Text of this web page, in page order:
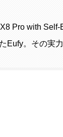
Pro with Self-
Eufy。その実